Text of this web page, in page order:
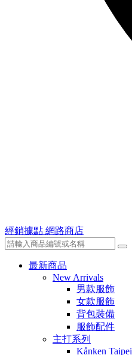
經銷據點 網路商店
最新商品
New Arrivals
男款服飾
女款服飾
背包裝備
服飾配件
主打系列
Kånken Taipei